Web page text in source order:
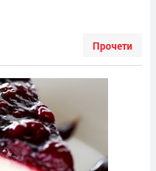
Прочети